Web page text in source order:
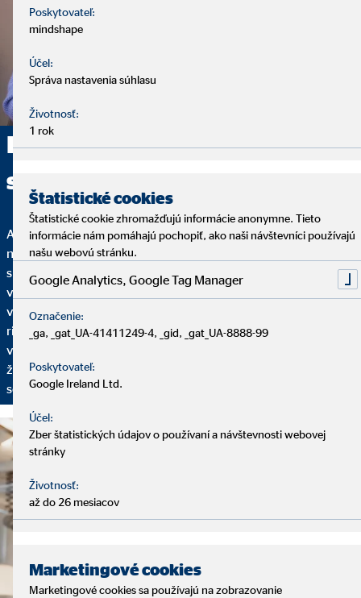
Poskytujeme komplexné
sprostredkovanie
Analýza, finančné riešenie a servis – to sú základné kamene
našich služieb. Začíname analytickým rozhovorom, pri ktorom
si vyhradíme dostatok času na to, aby sme vás spoznali: Aká je
vaša finančná situácia? Máte už plány do budúcnosti? Aké sú
vaše želania a ciele? Na základe toho vám ponúkneme finančné
riešenie nastavené na vaše individuálne požiadavky. Aby sme
vaše finančné plány mohli prispôsobovať vašim aktuálnym
životným okolnostiam, pravidelne sa budeme stretávať na
servisných rozhovoroch.
Poskytovateľ:
mindshape
Účel:
Správa nastavenia súhlasu
Životnosť:
1 rok
Štatistické cookies
Štatistické cookie zhromažďujú informácie anonymne. Tieto
informácie nám pomáhajú pochopiť, ako naši návštevníci používajú
našu webovú stránku.
Google Analytics, Google Tag Manager
Označenie:
_ga, _gat_UA-41411249-4, _gid, _gat_UA-8888-99
Poskytovateľ:
Google Ireland Ltd.
Účel:
Zber štatistických údajov o používaní a návštevnosti webovej
stránky
Životnosť:
až do 26 mesiacov
Marketingové cookies
Marketingové cookies sa používajú na zobrazovanie